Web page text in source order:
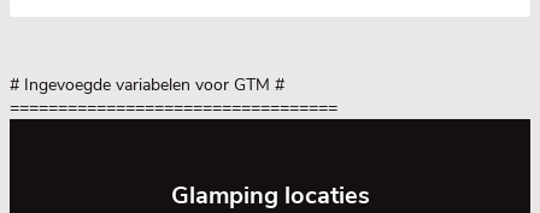
# Ingevoegde variabelen voor GTM #
==================================
Glamping locaties